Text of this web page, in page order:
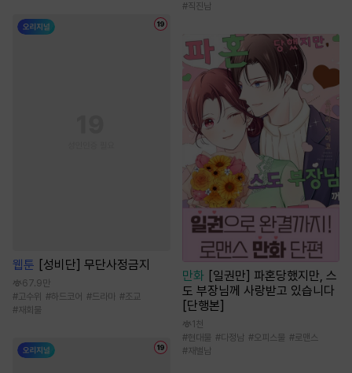
웹툰 [성비단] 무단사정금지
67.9만
#고수위 #하드코어 #드라마 #조교
# 재회물
#직진남
만화 [일권만] 파혼당했지만, 스
도 부장님께 사랑받고 있습니다
[단행본]
1천
#현대물 #다정남 #오피스물 #로맨스
#재벌남